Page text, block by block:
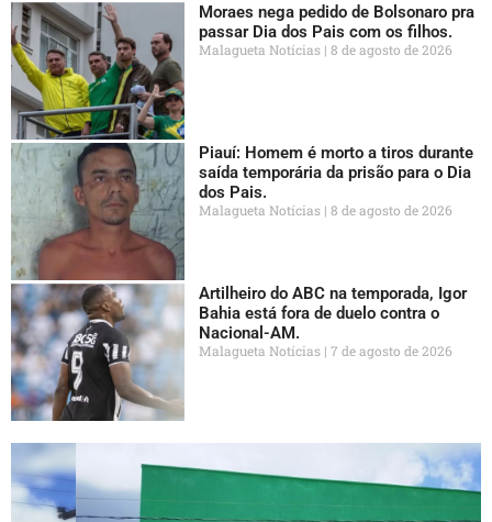
Moraes nega pedido de Bolsonaro pra
passar Dia dos Pais com os filhos.
Malagueta Notícias 8 de agosto de 2026
Piauí: Homem é morto a tiros durante
saída temporária da prisão para o Dia
dos Pais.
Malagueta Notícias 8 de agosto de 2026
Artilheiro do ABC na temporada, Igor
Bahia está fora de duelo contra o
Nacional-AM.
Malagueta Notícias 7 de agosto de 2026